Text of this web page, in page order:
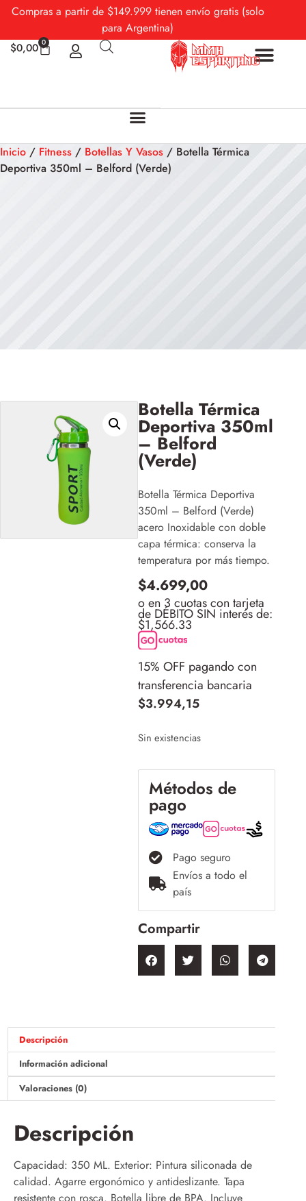
Compras a partir de $149.999 tienen envío gratis (solo
para Argentina)
$0,00 0
Inicio / Fitness / Botellas Y Vasos / Botella Térmica
Deportiva 350ml – Belford (Verde)
Botella Térmica
Deportiva 350ml
– Belford
(Verde)
Botella Térmica Deportiva
350ml – Belford (Verde)
acero Inoxidable con doble
capa térmica: conserva la
temperatura por más tiempo.
$4.699,00
o en 3 cuotas con tarjeta
de DÉBITO SIN interés de:
$1,566.33
15% OFF pagando con
transferencia bancaria
$3.994,15
Sin existencias
Métodos de
pago
Pago seguro
Envíos a todo el
país
Compartir
Descripción
Información adicional
Valoraciones (0)
Descripción
Capacidad: 350 ML. Exterior: Pintura siliconada de
calidad. Agarre ergonómico y antideslizante. Tapa
resistente con rosca. Botella libre de BPA. Incluye